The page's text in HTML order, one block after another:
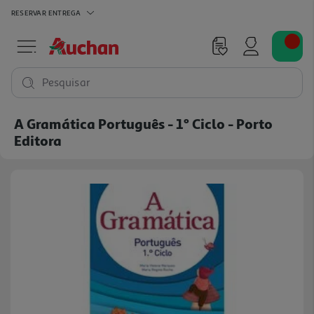
RESERVAR ENTREGA
Pesquisar
A Gramática Português - 1º Ciclo - Porto
Editora